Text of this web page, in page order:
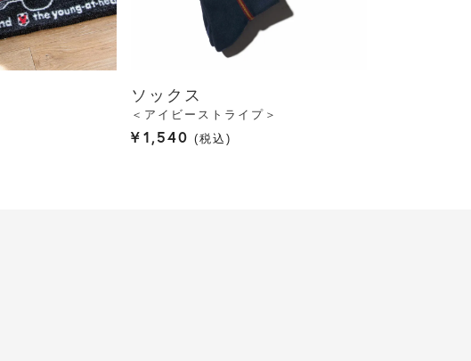
ソックス
＜アイビーストライプ＞
¥1,540 税込